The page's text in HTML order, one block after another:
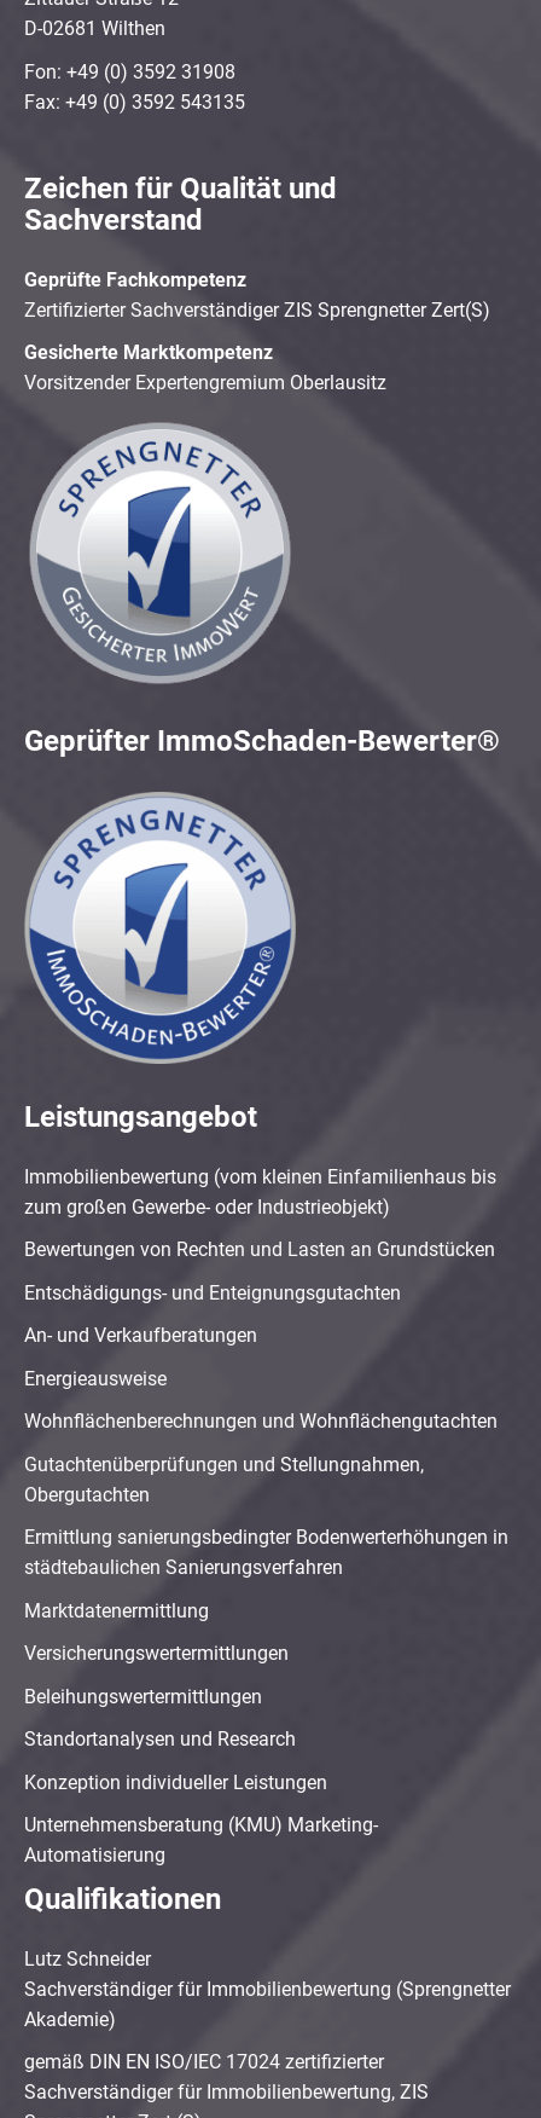
D-02681 Wilthen
Fon: +49 (0) 3592 31908
Fax: +49 (0) 3592 543135
Zeichen für Qualität und
Sachverstand
Geprüfte Fachkompetenz
Zertifizierter Sachverständiger ZIS Sprengnetter Zert(S)
Gesicherte Marktkompetenz
Vorsitzender Expertengremium Oberlausitz
Geprüfter ImmoSchaden-Bewerter®
Leistungsangebot
Immobilienbewertung (vom kleinen Einfamilienhaus bis
zum großen Gewerbe- oder Industrieobjekt)
Bewertungen von Rechten und Lasten an Grundstücken
Entschädigungs- und Enteignungsgutachten
An- und Verkaufberatungen
Energieausweise
Wohnflächenberechnungen und Wohnflächengutachten
Gutachtenüberprüfungen und Stellungnahmen,
Obergutachten
Ermittlung sanierungsbedingter Bodenwerterhöhungen in
städtebaulichen Sanierungsverfahren
Marktdatenermittlung
Versicherungswertermittlungen
Beleihungswertermittlungen
Standortanalysen und Research
Konzeption individueller Leistungen
Unternehmensberatung (KMU) Marketing-
Automatisierung
Qualifikationen
Lutz Schneider
Sachverständiger für Immobilienbewertung (Sprengnetter
Akademie)
gemäß DIN EN ISO/IEC 17024 zertifizierter
Sachverständiger für Immobilienbewertung, ZIS